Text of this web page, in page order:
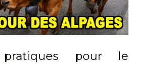
pratiques pour le